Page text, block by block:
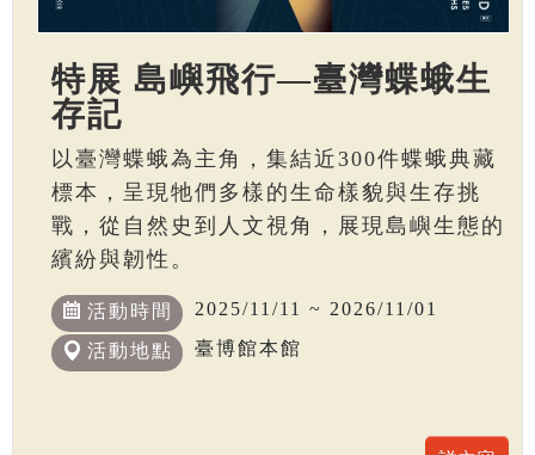
特展 島嶼飛行—臺灣蝶蛾生
存記
以臺灣蝶蛾為主角，集結近300件蝶蛾典藏
標本，呈現牠們多樣的生命樣貌與生存挑
戰，從自然史到人文視角，展現島嶼生態的
繽紛與韌性。
活動時間 2025/11/11 ~ 2026/11/01
活動地點 臺博館本館